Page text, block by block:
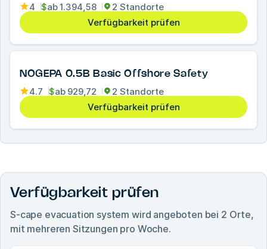
4 $ab1.394,58
2 Standorte
Verfügbarkeit prüfen
NOGEPA 0.5B Basic Offshore Safety
4.7 $ab 929,72
2 Standorte
Verfügbarkeit prüfen
Verfügbarkeit prüfen
S-cape evacuation system wird angeboten bei 2 Orte,
mit mehreren Sitzungen pro Woche.